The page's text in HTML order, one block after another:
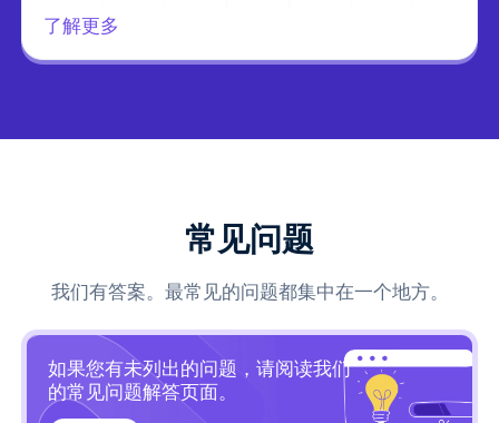
了解更多
常见问题
我们有答案。最常见的问题都集中在一个地方。
如果您有未列出的问题，请阅读我们
的常见问题解答页面。